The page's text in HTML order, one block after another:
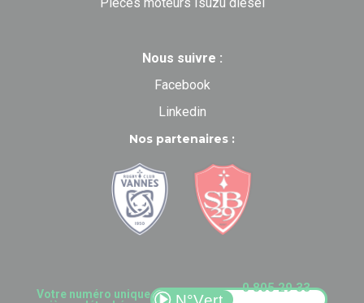
Nous suivre :
Facebook
Linkedin
Nos partenaires :
Votre numéro unique
0 805 29 33